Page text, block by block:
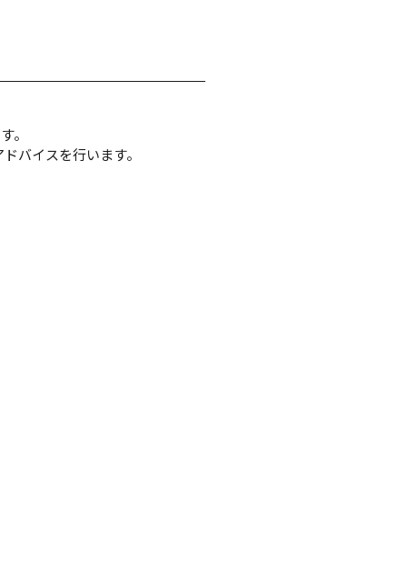
。
バイスを行います。